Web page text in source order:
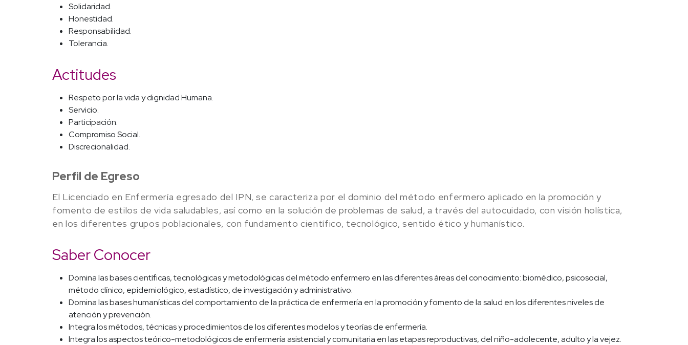
Solidaridad.
Honestidad.
Responsabilidad.
Tolerancia.
Actitudes
Respeto por la vida y dignidad Humana.
Servicio.
Participación.
Compromiso Social.
Discrecionalidad.
Perfil de Egreso
El Licenciado en Enfermería egresado del IPN, se caracteriza por el dominio del método enfermero aplicado en la promoción y
fomento de estilos de vida saludables, así como en la solución de problemas de salud, a través del autocuidado, con visión holística,
en los diferentes grupos poblacionales, con fundamento científico, tecnológico, sentido ético y humanístico.
Saber Conocer
Domina las bases científicas, tecnológicas y metodológicas del método enfermero en las diferentes áreas del conocimiento: biomédico, psicosocial,
método clínico, epidemiológico, estadístico, de investigación y administrativo.
Domina las bases humanísticas del comportamiento de la práctica de enfermería en la promoción y fomento de la salud en los diferentes niveles de
atención y prevención.
Integra los métodos, técnicas y procedimientos de los diferentes modelos y teorías de enfermería.
Integra los aspectos teórico-metodológicos de enfermería asistencial y comunitaria en las etapas reproductivas, del niño-adolecente, adulto y la vejez.